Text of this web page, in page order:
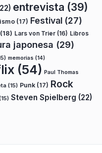
entrevista (39)
(17) Festival (27)
(18) Lars von Trier (16) Libros
japonesa (29)
memorias (14)
(54) Paul Thomas
(15) Punk (17) Rock
Steven Spielberg (22)